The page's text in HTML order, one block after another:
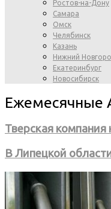
Ростов-на-Дону
Самара
Омск
Челябинск
Казань
Нижний
Екатеринбург
Новосибирск
Ежемесячные
Тверская
В Липецкой